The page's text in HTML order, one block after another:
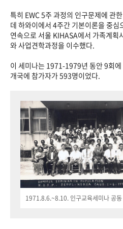
특히 EWC 5주 과정의 인구문제에 관
데 하와이에서 4주간 기본이론을 중
연속으로 서울 KIHASA에서 가족계획
와 사업견학과정을 이수했다.
이 세미나는 1971-1979년 동안 9회
개국에 참가자가 593명이었다.
1971.8.6.~8.10. 인구교육세미나 공동